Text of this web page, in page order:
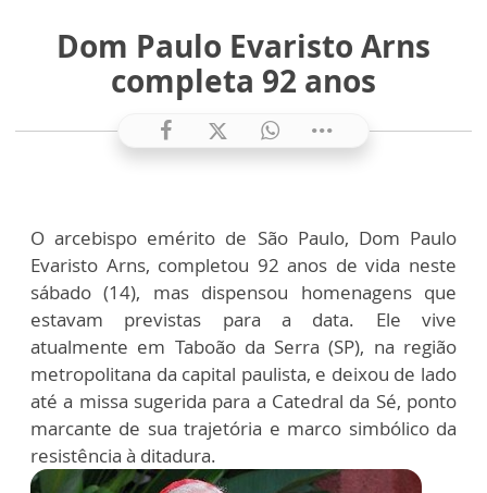
Dom Paulo Evaristo Arns
completa 92 anos
O arcebispo emérito de São Paulo, Dom Paulo
Evaristo Arns, completou 92 anos de vida neste
sábado (14), mas dispensou homenagens que
estavam previstas para a data. Ele vive
atualmente em Taboão da Serra (SP), na região
metropolitana da capital paulista, e deixou de lado
até a missa sugerida para a Catedral da Sé, ponto
marcante de sua trajetória e marco simbólico da
resistência à ditadura.